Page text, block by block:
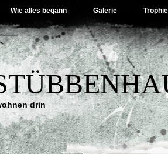
Wie alles begann Galerie
drin